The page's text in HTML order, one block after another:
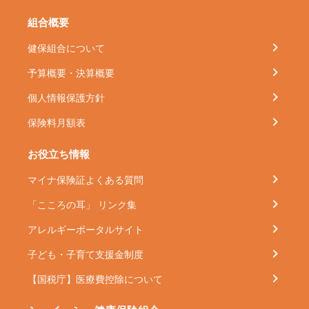
組合概要
健保組合について
予算概要・決算概要
個人情報保護方針
保険料月額表
お役立ち情報
マイナ保険証よくある質問
「こころの耳」 リンク集
アレルギーポータルサイト
子ども・子育て支援金制度
【国税庁】医療費控除について